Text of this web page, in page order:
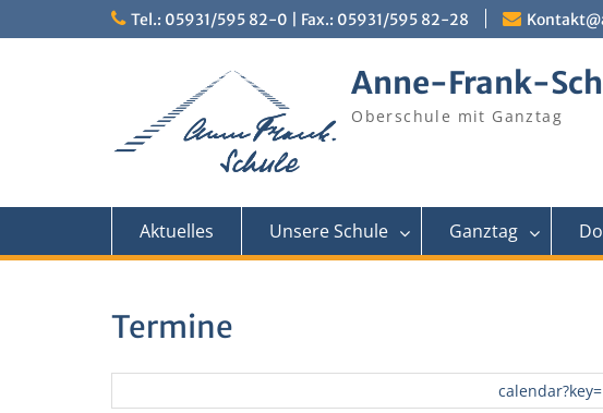
to
Tel.: 05931/595 82-0 | Fax.: 05931/595 82-28
Anne-Frank-
Oberschule mit Ganztag
Aktuelles Unsere Schule Ganztag
Termine